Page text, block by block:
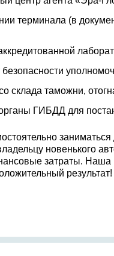
терминала (в
склада таможни,
ГИБДД для
новенького
затраты. Наша
результат!